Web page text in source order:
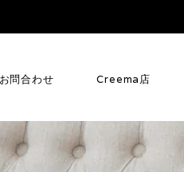
お問合わせ Creema店